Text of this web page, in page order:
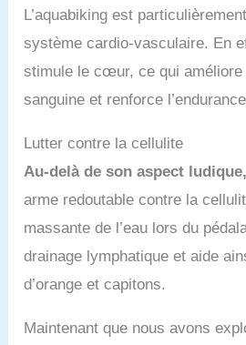
L’aquabiking est
système cardio-vasculaire. En
stimule le cœur, ce qui
sanguine et renforce
Lutter contre la cellulite
Au-delà de son aspect ludique,
arme redoutable contre la
massante de l’eau lors du
drainage lymphatique et aide
d’orange et capitons.
Maintenant que nous avons